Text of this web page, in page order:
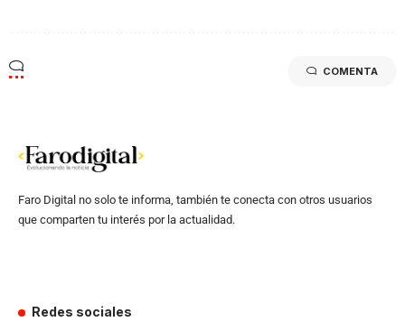
COMENTA
Faro Digital no solo te informa, también te conecta con otros usuarios
que comparten tu interés por la actualidad.
Redes sociales